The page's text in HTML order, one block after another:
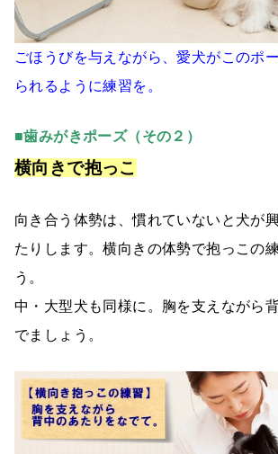
ごほうびを与えながら、愛犬がこのポ
られるように練習を。
■歯みがきポーズ（その２）
横向きで抱っこ
向き合う体勢は、慣れていないと犬が
たりします。横向きの体勢で抱っこの
う。
中・大型犬も同様に。胸を支えながら
でましょう。